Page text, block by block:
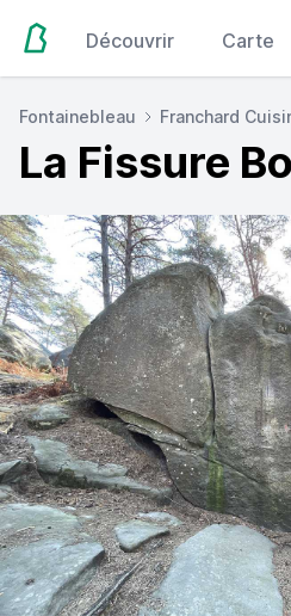
Découvrir Carte
Fontainebleau Franchard
La Fissure